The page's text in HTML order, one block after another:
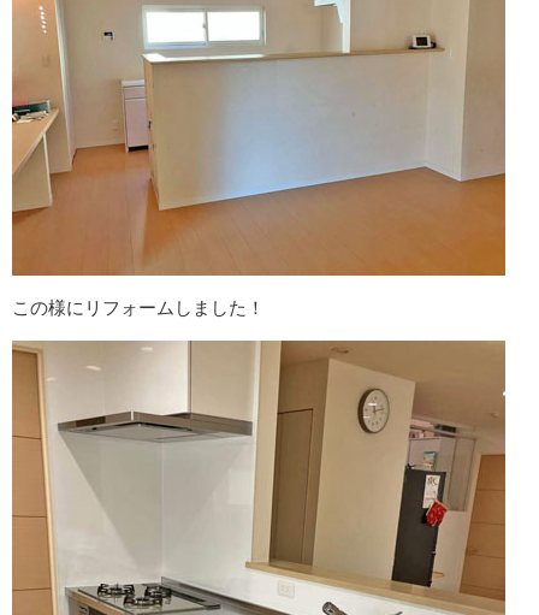
この様にリフォームしました！